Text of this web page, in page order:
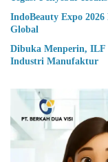
IndoBeauty Expo
Global
Dibuka Menperin, ILF
Industri Manufaktur